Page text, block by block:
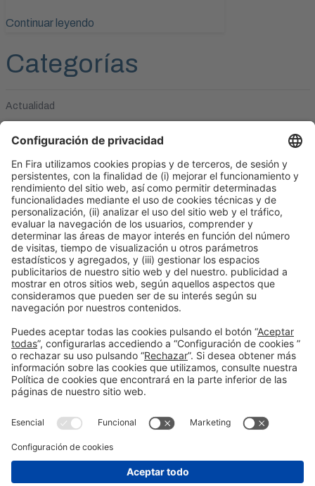
Continuar leyendo
Categorías
Actualidad
Marcas confirmadas
Noticias del evento
Novedades
Sponsor
ContactoAviso legalPolítica de privacidadPolítica de cookies
#SALONNAUTICO
en las redes sociales